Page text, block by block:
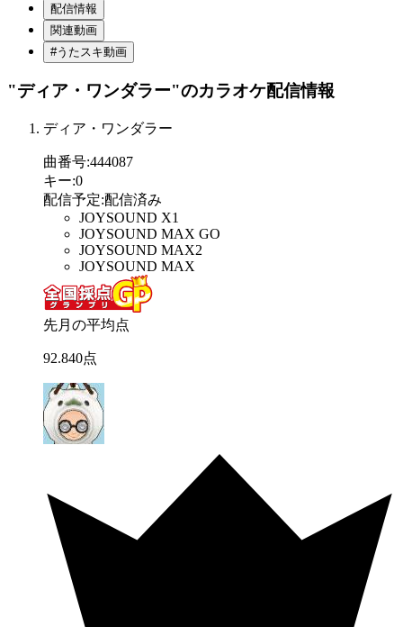
配信情報
関連動画
#うたスキ動画
"ディア・ワンダラー"のカラオケ配信情報
ディア・ワンダラー
曲番号:444087
キー:0
配信予定:配信済み
JOYSOUND X1
JOYSOUND MAX GO
JOYSOUND MAX2
JOYSOUND MAX
先月の平均点
92.840点